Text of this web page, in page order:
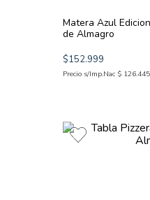
Matera Azul
de Almagro
$152.999
Precio s/Imp.Nac $ 126.445